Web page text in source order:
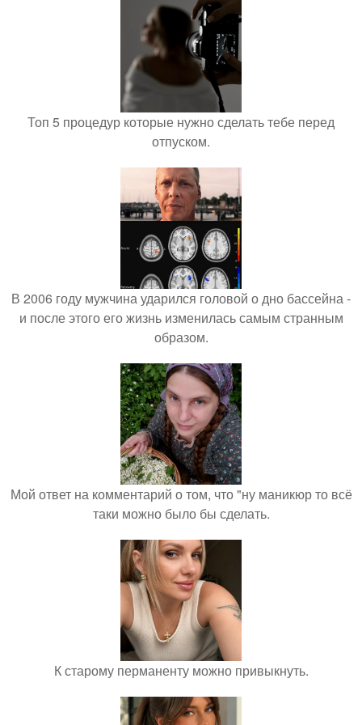
Топ 5 процедур которые нужно сделать тебе перед
отпуском.
В 2006 году мужчина ударился головой о дно бассейна -
и после этого его жизнь изменилась самым странным
образом.
Мой ответ на комментарий о том, что "ну маникюр то всё
таки можно было бы сделать.
К старому перманенту можно привыкнуть.